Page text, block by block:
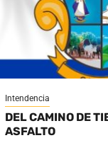
Intendencia
DEL CAMINO DE
ASFALTO